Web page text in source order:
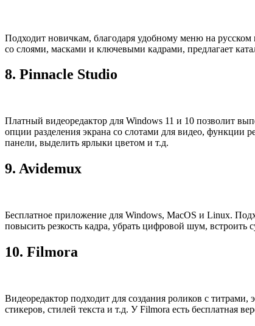
Подходит новичкам, благодаря удобному меню на
со слоями, масками и ключевыми кадрами, предлагает
8. Pinnacle Studio
Платный видеоредактор для Windows 11 и 10 позволит
опции разделения экрана со слотами для видео, функции
панели, выделить ярлыки цветом и т.д.
9. Avidemux
Бесплатное приложение для Windows, MacOS и Linux.
повысить резкость кадра, убрать цифровой шум,
10. Filmora
Видеоредактор подходит для создания роликов с
стикеров, стилей текста и т.д. У Filmora есть бесплатная